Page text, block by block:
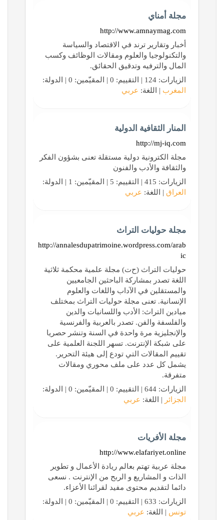
مجلة أمناي
http://www.amnaymag.com
أخبار وتقارير ترند في الاقتصاد والسياسة
والتكنولوجيا والعلوم ومقالات الوظائف وكسب
المال والترفيه وتدقيق الحقائق.
الزيارات: 124 | التقييم: 0 | المقيّمين: 0 | الدولة:
المغرب | اللغة: عربي
المنار الثقافية الدولية
http://mj-iq.com
مجلة الكترونية دولية مستقلة تعنى بشؤون الفكر
والثقافة والأدب والفنون
الزيارات: 415 | التقييم: 5 | المقيّمين: 1 | الدولة:
العراق | اللغة: عربي
مجلة حوليات التراث
http://annalesdupatrimoine.wordpress.com/arab
ic
حوليات التراث (ح‌ت) مجلة علمية محكمة ثلاثية
اللغة تصدر بمشاركة الباحثين الجامعيين
والمستقلين في الآداب واللغات والعلوم
الإنسانية. تعنى مجلة حوليات التراث بمختلف
ميادين التراث: الأدب واللسانيات والدين
والفلسفة والفن. تصدر بالعربية والفرنسية
والإنجليزية مرة واحدة في السنة وتنشر حصريا
على شبكة الإنترنت. تسهر اللجنة العلمية على
تقييم المقالات التي تودع إلى هيئة التحرير.
يشمل كل عدد على ملف محوري ومقالات
متفرقة.
الزيارات: 644 | التقييم: 0 | المقيّمين: 0 | الدولة:
الجزائر | اللغة: عربي
مجلة الأفريات
http://www.elafariyet.online
مجلة عربية تهتم بعالم ريادة الأعمال و تطوير
الذات و المشاريع و الربح من الإنترنت . نسعى
دائما لتقديم محتوى مفيد لقرائنا الأعزاء.
الزيارات: 633 | التقييم: 0 | المقيّمين: 0 | الدولة:
تونس | اللغة: عربي